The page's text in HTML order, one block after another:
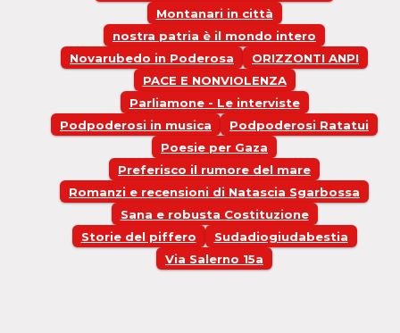
Montanari in città
nostra patria è il mondo intero
Novarubedo in Poderosa
ORIZZONTI ANPI
PACE E NONVIOLENZA
Parliamone - Le interviste
Podpoderosi in musica
Podpoderosi Ratatui
Poesie per Gaza
Preferisco il rumore del mare
Romanzi e recensioni di Natascia Sgarbossa
Sana e robusta Costituzione
Storie del piffero
Sudadiogiudabestia
Via Salerno 15a